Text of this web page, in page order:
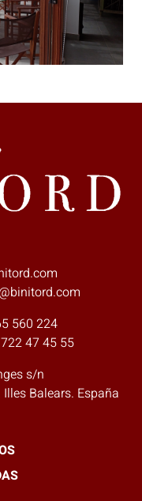
560 224
47 45 55
s/n
Balears. España